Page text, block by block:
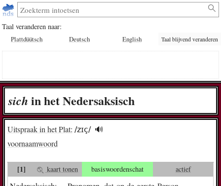
Taal veranderen naar:
Plattdüütsch Deutsch English Taal blijvend veranderen
sich in het Nedersaksisch
Uitspraak in het Plat: /zɪç/ 🔊︎
voornaamwoord
[1] kaart tonen basiswoordenschat actief